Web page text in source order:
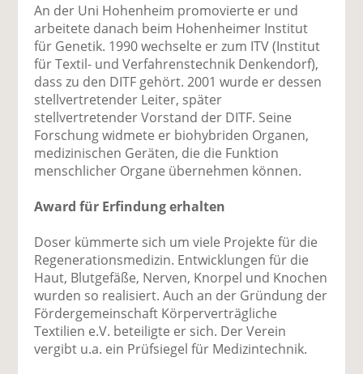
il
e
n
e
n
d
e
n
An der Uni Hohenheim promovierte er und
arbeitete danach beim Hohenheimer Institut
für Genetik. 1990 wechselte er zum ITV (Institut
für Textil- und Verfahrenstechnik Denkendorf),
dass zu den DITF gehört. 2001 wurde er dessen
stellvertretender Leiter, später
stellvertretender Vorstand der DITF. Seine
Forschung widmete er biohybriden Organen,
medizinischen Geräten, die die Funktion
menschlicher Organe übernehmen können.
Award für Erfindung erhalten
Doser kümmerte sich um viele Projekte für die
Regenerationsmedizin. Entwicklungen für die
Haut, Blutgefäße, Nerven, Knorpel und Knochen
wurden so realisiert. Auch an der Gründung der
Fördergemeinschaft Körperverträgliche
Textilien e.V. beteiligte er sich. Der Verein
vergibt u.a. ein Prüfsiegel für Medizintechnik.